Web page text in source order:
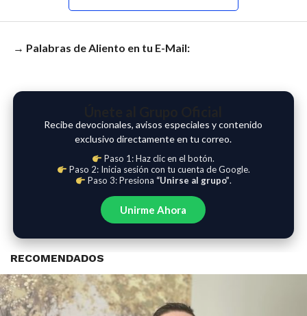
→ Palabras de Aliento en tu E-Mail:
Recibe devocionales, avisos especiales y contenido
exclusivo directamente en tu correo.
Paso 1: Haz clic en el botón.
Paso 2: Inicia sesión con tu cuenta de Google.
Paso 3: Presiona “Unirse al grupo”.
Unirme Ahora
RECOMENDADOS